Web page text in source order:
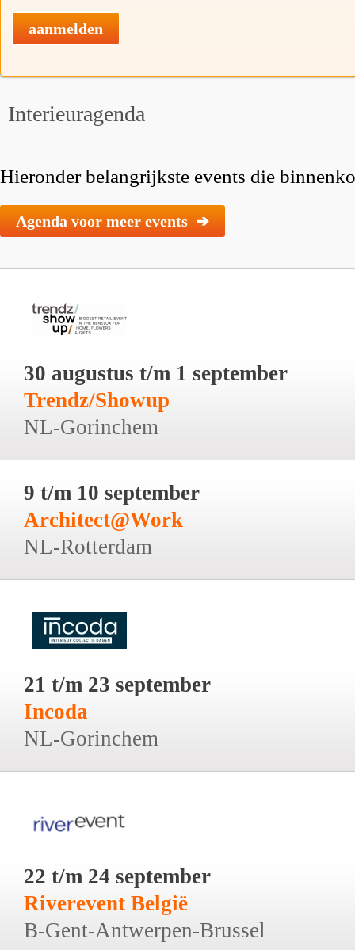
aanmelden
Interieuragenda
Hieronder belangrijkste events die
Agenda voor meer events ➔
30 augustus t/m 1 september
Trendz/Showup
NL-Gorinchem
9 t/m 10 september
Architect@Work
NL-Rotterdam
21 t/m 23 september
Incoda
NL-Gorinchem
22 t/m 24 september
Riverevent België
B-Gent-Antwerpen-Brussel